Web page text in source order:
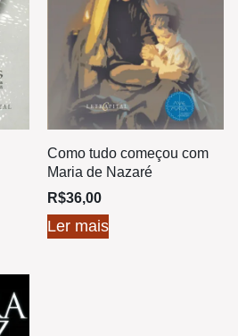
Como tudo começou com
Maria de Nazaré
R$36,00
Ler mais